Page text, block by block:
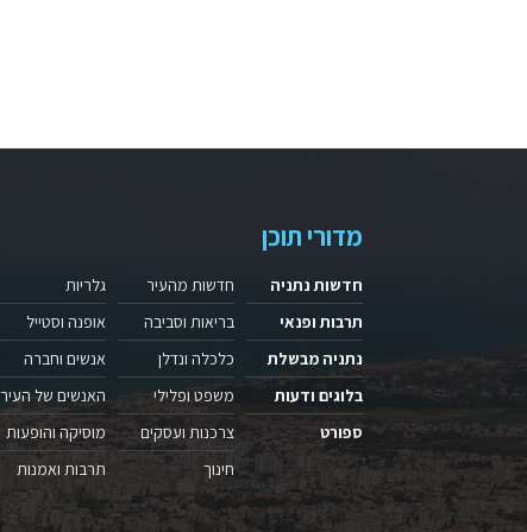
מדורי תוכן
חדשות נתניה
תרבות ופנאי
נתניה מבשלת
בלוגים ודעות
ספורט
חדשות מהעיר
בריאות וסביבה
כלכלה ונדלן
משפט ופלילי
צרכנות ועסקים
חינוך
גלריות
אופנה וסטייל
אנשים וחברה
האנשים של העיר
מוסיקה והופעות
תרבות ואמנות